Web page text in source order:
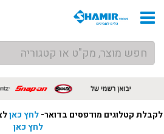
לקבלת קטלוגים מודפסים בדואר-לחץ כאן
לחץ כאן